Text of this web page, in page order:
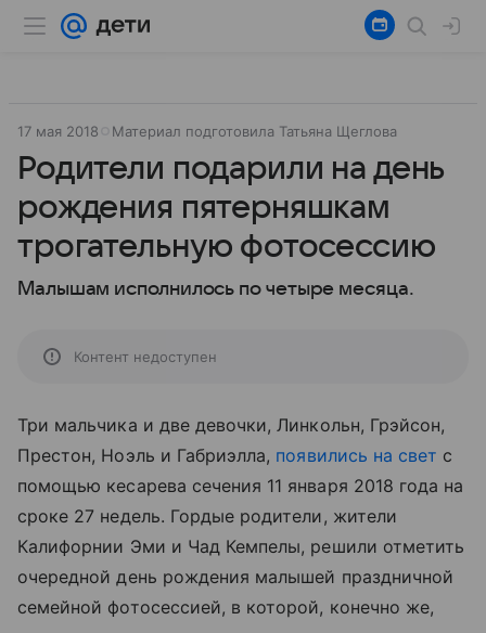
17 мая 2018 Материал подготовила Татьяна Щеглова
Родители подарили на день
рождения пятерняшкам
трогательную фотосессию
Малышам исполнилось по четыре месяца.
Контент недоступен
Три мальчика и две девочки, Линкольн, Грэйсон,
Престон, Ноэль и Габриэлла, появились на свет с
помощью кесарева сечения 11 января 2018 года на
сроке 27 недель. Гордые родители, жители
Калифорнии Эми и Чад Кемпелы, решили отметить
очередной день рождения малышей праздничной
семейной фотосессией, в которой, конечно же,